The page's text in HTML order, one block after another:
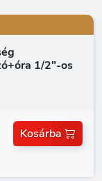
1/2"-os
Kosárba